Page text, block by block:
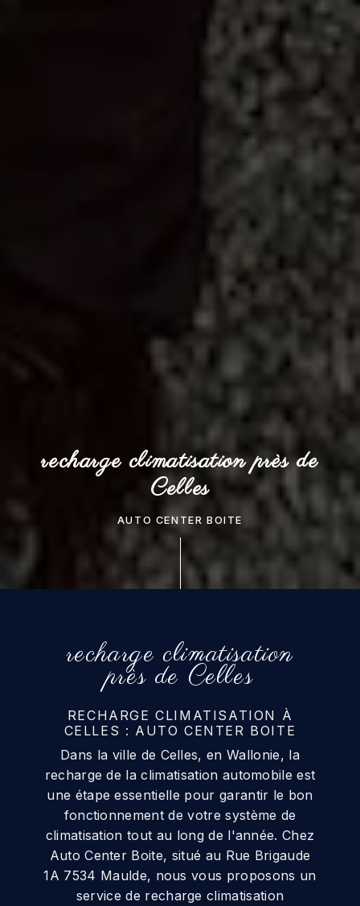
recharge climatisation près de
Celles
AUTO CENTER BOITE
recharge climatisation
près de Celles
RECHARGE CLIMATISATION À
CELLES : AUTO CENTER BOITE
Dans la ville de Celles, en Wallonie, la
recharge de la climatisation automobile est
une étape essentielle pour garantir le bon
fonctionnement de votre système de
climatisation tout au long de l'année. Chez
Auto Center Boite, situé au Rue Brigaude
1A 7534 Maulde, nous vous proposons un
service de recharge climatisation